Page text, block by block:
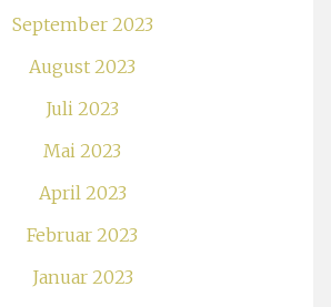
September 2023
August 2023
Juli 2023
Mai 2023
April 2023
Februar 2023
Januar 2023